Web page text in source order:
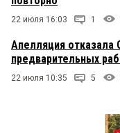
22 июля 16:03 1
Апелляция
предварительных
22 июля 10:35 5